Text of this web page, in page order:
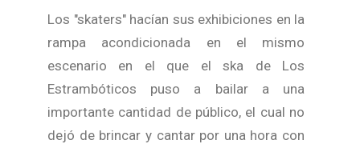
Los "skaters" hacían sus exhibiciones en la
rampa acondicionada en el mismo
escenario en el que el ska de Los
Estrambóticos puso a bailar a una
importante cantidad de público, el cual no
dejó de brincar y cantar por una hora con